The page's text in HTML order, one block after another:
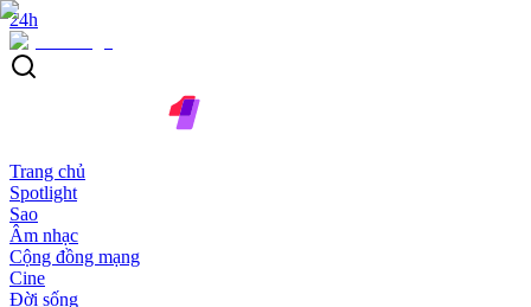
24h
Trang chủ
Spotlight
Sao
Âm nhạc
Cộng đồng mạng
Cine
Đời sống